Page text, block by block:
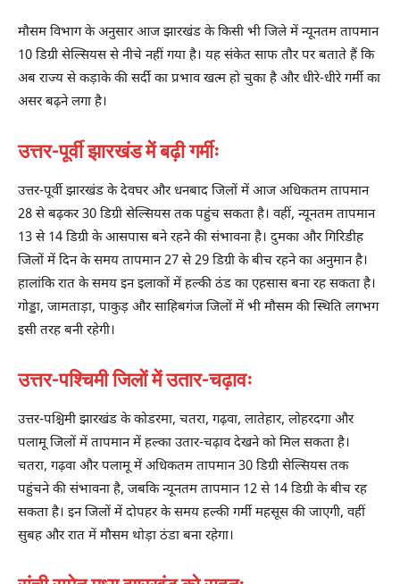
मौसम विभाग के अनुसार आज झारखंड के किसी भी जिले में न्यूनतम तापमान
10 डिग्री सेल्सियस से नीचे नहीं गया है। यह संकेत साफ तौर पर बताते हैं कि
अब राज्य से कड़ाके की सर्दी का प्रभाव खत्म हो चुका है और धीरे-धीरे गर्मी का
असर बढ़ने लगा है।
उत्तर-पूर्वी झारखंड में बढ़ी गर्मीः
उत्तर-पूर्वी झारखंड के देवघर और धनबाद जिलों में आज अधिकतम तापमान
28 से बढ़कर 30 डिग्री सेल्सियस तक पहुंच सकता है। वहीं, न्यूनतम तापमान
13 से 14 डिग्री के आसपास बने रहने की संभावना है। दुमका और गिरिडीह
जिलों में दिन के समय तापमान 27 से 29 डिग्री के बीच रहने का अनुमान है।
हालांकि रात के समय इन इलाकों में हल्की ठंड का एहसास बना रह सकता है।
गोड्डा, जामताड़ा, पाकुड़ और साहिबगंज जिलों में भी मौसम की स्थिति लगभग
इसी तरह बनी रहेगी।
उत्तर-पश्चिमी जिलों में उतार-चढ़ावः
उत्तर-पश्चिमी झारखंड के कोडरमा, चतरा, गढ़वा, लातेहार, लोहरदगा और
पलामू जिलों में तापमान में हल्का उतार-चढ़ाव देखने को मिल सकता है।
चतरा, गढ़वा और पलामू में अधिकतम तापमान 30 डिग्री सेल्सियस तक
पहुंचने की संभावना है, जबकि न्यूनतम तापमान 12 से 14 डिग्री के बीच रह
सकता है। इन जिलों में दोपहर के समय हल्की गर्मी महसूस की जाएगी, वहीं
सुबह और रात में मौसम थोड़ा ठंडा बना रहेगा।